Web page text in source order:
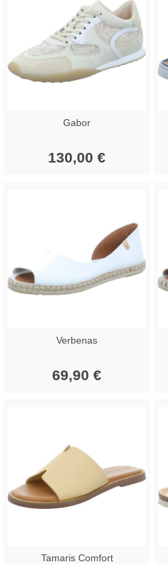
Gabor
130,00 €
Verbenas
69,90 €
Tamaris Comfort